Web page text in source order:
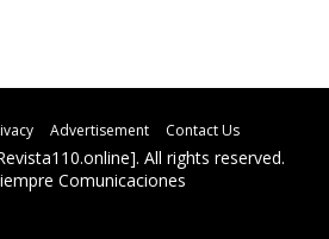
Advertisement Contact Us
All rights reserved.
Comunicaciones